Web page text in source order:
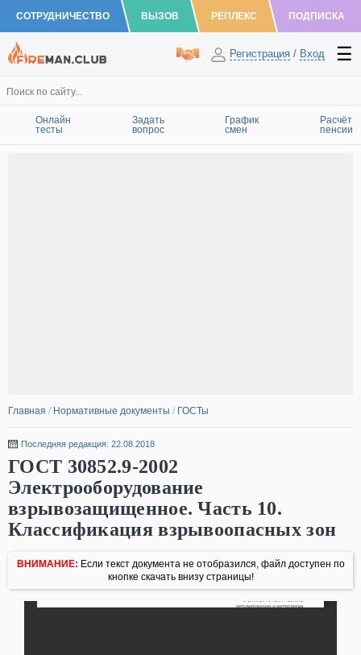
СОТРУДНИЧЕСТВО ВЫЗОВ РЕПЛЕКС ПОДПИСКА
Регистрация / Вход
Онлайн
тесты
Задать
вопрос
График
смен
Расчёт
пенсии
Главная / Нормативные документы / ГОСТы
Последняя редакция: 22.08.2018
ГОСТ 30852.9-2002
Электрооборудование
взрывозащищенное. Часть 10.
Классификация взрывоопасных зон
ВНИМАНИЕ: Если текст документа не отобразился, файл доступен по
кнопке скачать внизу страницы!